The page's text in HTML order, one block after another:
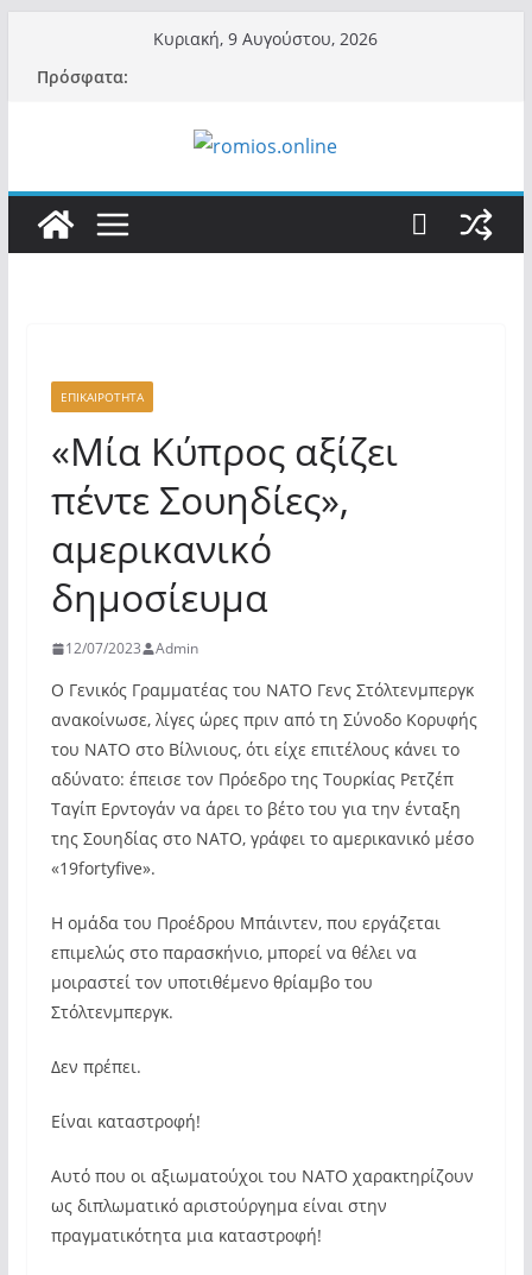
περιεχόμενο
Κυριακή, 9 Αυγούστου, 2026
Πρόσφατα:
ΕΠΙΚΑΙΡΟΤΗΤΑ
«Μία Κύπρος αξίζει
πέντε Σουηδίες»,
αμερικανικό
δημοσίευμα
12/07/2023 Admin
Ο Γενικός Γραμματέας του ΝΑΤΟ Γενς Στόλτενμπεργκ
ανακοίνωσε, λίγες ώρες πριν από τη Σύνοδο Κορυφής
του ΝΑΤΟ στο Βίλνιους, ότι είχε επιτέλους κάνει το
αδύνατο: έπεισε τον Πρόεδρο της Τουρκίας Ρετζέπ
Ταγίπ Ερντογάν να άρει το βέτο του για την ένταξη
της Σουηδίας στο ΝΑΤΟ, γράφει το αμερικανικό μέσο
«19fortyfive».
Η ομάδα του Προέδρου Μπάιντεν, που εργάζεται
επιμελώς στο παρασκήνιο, μπορεί να θέλει να
μοιραστεί τον υποτιθέμενο θρίαμβο του
Στόλτενμπεργκ.
Δεν πρέπει.
Είναι καταστροφή!
Αυτό που οι αξιωματούχοι του ΝΑΤΟ χαρακτηρίζουν
ως διπλωματικό αριστούργημα είναι στην
πραγματικότητα μια καταστροφή!